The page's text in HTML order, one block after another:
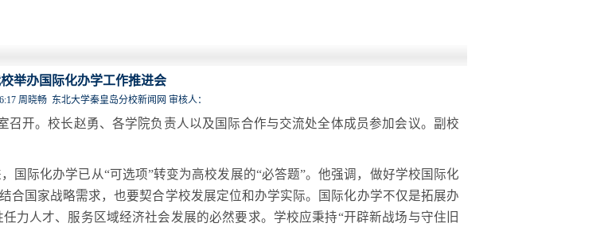
举办国际化办学工作推进会
周晓畅 东北大学秦皇岛分校新闻网 审核人：
召开。校长赵勇、各学院负责人以及国际合作与交流处全体成员参加会议。副校
国际化办学已从“可选项”转变为高校发展的“必答题”。他强调，做好学校国际化
合国家战略需求，也要契合学校发展定位和办学实际。国际化办学不仅是拓展办
力人才、服务区域经济社会发展的必然要求。学校应秉持“开辟新战场与守住旧